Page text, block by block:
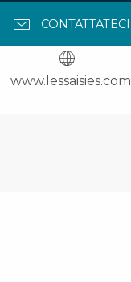
CONTATTATECI
www.lessaisies.com